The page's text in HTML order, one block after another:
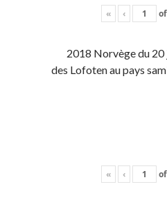
« ‹ of
2018 Norvège du 20
des Lofoten au pays
« ‹ of